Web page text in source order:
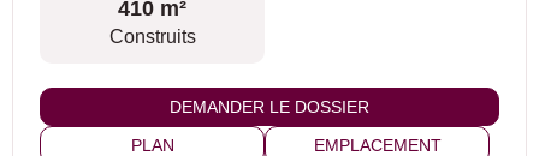
410 m²
Construits
DEMANDER LE DOSSIER
PLAN
EMPLACEMENT